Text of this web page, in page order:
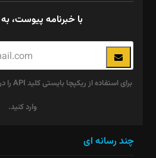
با خبرنامه پیوست، به
وارد کنید.
چند رسانه ای